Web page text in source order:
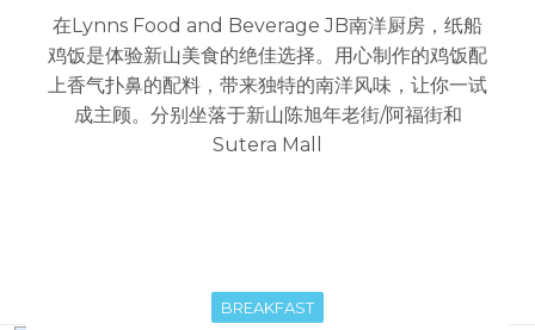
在Lynns Food and Beverage JB南洋厨房，纸船
鸡饭是体验新山美食的绝佳选择。用心制作的鸡饭配
上香气扑鼻的配料，带来独特的南洋风味，让你一试
成主顾。分别坐落于新山陈旭年老街/阿福街和
Sutera Mall
BREAKFAST